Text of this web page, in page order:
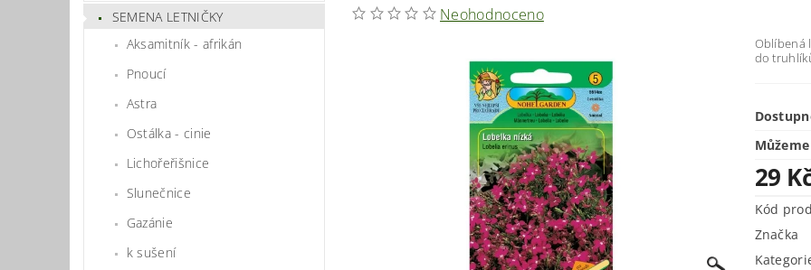
SEMENA LETNIČKY
Aksamitník - afrikán
Pnoucí
Astra
Ostálka - cinie
Lichořeřišnice
Slunečnice
Gazánie
k sušení
Neohodnoceno
Oblíbená
do
29
Kód
Značka